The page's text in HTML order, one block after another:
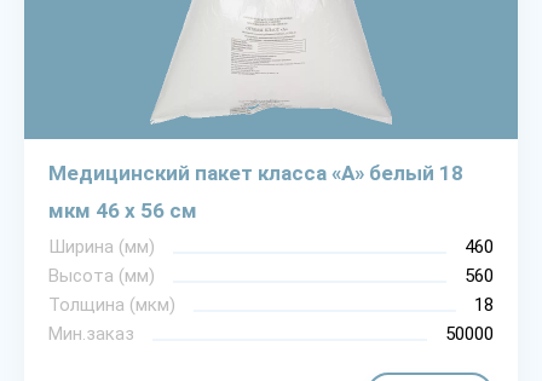
Медицинский пакет класса «А» белый 18
мкм 46 х 56 см
Ширина (мм)
460
Высота (мм)
560
Толщина (мкм)
18
Мин.заказ
50000